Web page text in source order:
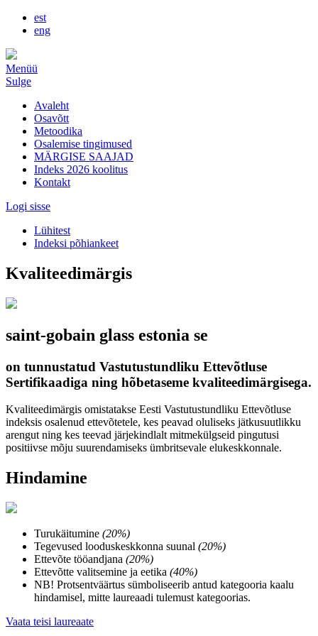
est
eng
Menüü
Sulge
Avaleht
Osavõtt
Metoodika
Osalemise tingimused
MÄRGISE SAAJAD
Indeks 2026 koolitus
Kontakt
Logi sisse
Lühitest
Indeksi põhiankeet
Kvaliteedimärgis
saint-gobain glass estonia se
on tunnustatud Vastutustundliku Ettevõtluse
Sertifikaadiga ning hõbetaseme kvaliteedimärgisega.
Kvaliteedimärgis omistatakse Eesti Vastutustundliku Ettevõtluse
indeksis osalenud ettevõtetele, kes peavad oluliseks jätkusuutlikku
arengut ning kes teevad järjekindlalt mitmekülgseid pingutusi
positiivse mõju suurendamiseks ümbritsevale elukeskkonnale.
Hindamine
Turukäitumine (20%)
Tegevused looduskeskkonna suunal (20%)
Ettevõte tööandjana (20%)
Ettevõtte valitsemine ja eetika (40%)
NB! Protsentväärtus sümboliseerib antud kategooria kaalu
hindamisel, mitte laureaadi tulemust kategoorias.
Vaata teisi laureaate